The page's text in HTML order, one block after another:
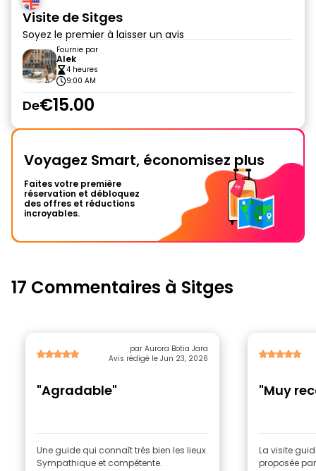
Visite de Sitges
Soyez le premier à laisser un avis
Fournie par
Alek
4 heures
9:00 AM
De€15.00
Voyagez Smart, économisez plus
Faites votre première
réservation et débloquez
des offres et réductions
incroyables.
17 Commentaires à Sitges
par Aurora Botia Jara
Avis rédigé le Jun 23, 2026
"Agradable"
Une guide qui connaît très bien les lieux.
Sympathique et compétente.
"Muy
La visite
proposée